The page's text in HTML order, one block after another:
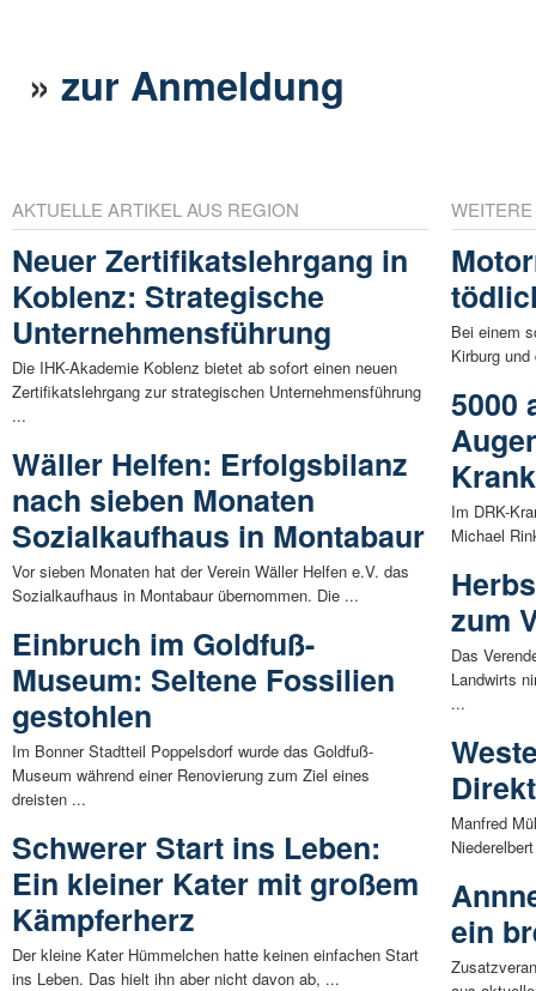
»zur Anmeldung
AKTUELLE ARTIKEL AUS REGION
Neuer Zertifikatslehrgang in
Koblenz: Strategische
Unternehmensführung
Die IHK-Akademie Koblenz bietet ab sofort einen neuen
Zertifikatslehrgang zur strategischen Unternehmensführung
...
Wäller Helfen: Erfolgsbilanz
nach sieben Monaten
Sozialkaufhaus in Montabaur
Vor sieben Monaten hat der Verein Wäller Helfen e.V. das
Sozialkaufhaus in Montabaur übernommen. Die ...
Einbruch im Goldfuß-
Museum: Seltene Fossilien
gestohlen
Im Bonner Stadtteil Poppelsdorf wurde das Goldfuß-
Museum während einer Renovierung zum Ziel eines
dreisten ...
Schwerer Start ins Leben:
Ein kleiner Kater mit großem
Kämpferherz
Der kleine Kater Hümmelchen hatte keinen einfachen Start
ins Leben. Das hielt ihn aber nicht davon ab, ...
Bei einem
Kirburg
5000
Im DRK-
Michael
zum
Das
Landwirts
...
Manfred
ein